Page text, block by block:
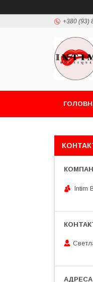
+380 (93)
Intim